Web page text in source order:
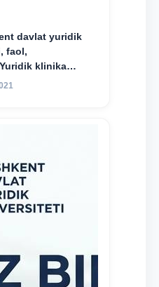
davlat yuridik
faol,
klinika